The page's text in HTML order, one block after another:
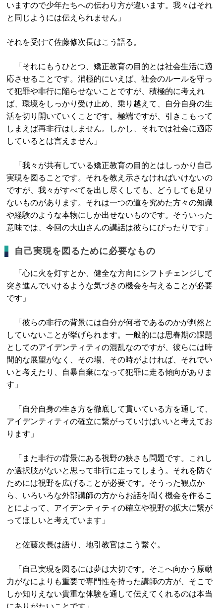
いますので少年たちへの伝わり方が違います。我々はそれ
と同じようには伝えられません」
それを受けて佐藤修次長はこう語る。
「それにもうひとつ、矯正教育の目的とは社会生活に適
応させることです。消極的にいえば、社会のルールを守っ
て犯罪や非行に陥らせないことですが、積極的に考えれ
ば、環境をしっかり受け止め、乗り越えて、自分自身の生
活を切り開いていくことです。極端ですが、引きこもって
しまえば再非行はしません。しかし、それでは社会に適応
しているとは言えません」
「我々が共有している矯正教育の目的とはしっかり自己
実現を図ることです。それを教え示さなければいけないの
ですが、我々がすべてを出し尽くしても、どうしても足り
ないものがあります。それは一つの道を究めた方々の知識
や経験のような本物にしか出せないものです。そういった
意味では、今回の大山さんの講話は彼らにぴったりです」
自己実現を図るために必要なもの
「心に火を灯すとか、健全な方向にシフトチェンジして
突き進んでいけるような気づきの機会を与えることが必要
です」
「彼らの非行の背景には自分が何者であるのかが判然と
していないことが挙げられます。一般的には思春期の課題
としてのアイデンティティの混乱なのですが、彼らには時
間的な展望がなく、その場、その時がよければ、それでい
いと考えたり、自暴自棄になって犯罪に走る傾向がありま
す」
「自分自身の生き方を徹底して貫いている方を通して、
アイデンティティの確立に繋がっていけばいいと考えてお
ります」
「また非行の背景にある視野の狭さも問題です。これし
か選択肢がないと思って非行に走ってしまう。それを防ぐ
ためには視野を広げることが必要です。そうった観点か
ら、いろいろな外部講師の方からお話を聞く機会を作るこ
とによって、アイデンティティの確立や視野の拡大に繋が
ってほしいと考えています」
と佐藤次長は語り、地引教官はこう繋ぐ。
「自己実現を図るには夢は大切です。そこへ向かう原動
力がなによりも重要で専門性を持った講師の方が、そこで
しか知りえない貴重な体験を通して伝えてくれるのは本当
にありがたいことです」